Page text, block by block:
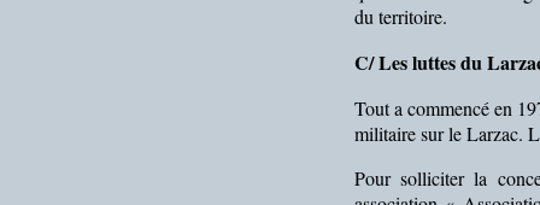
du territoire.
C/ Les luttes du
Tout a commencé en
militaire sur le Larzac.
Pour solliciter la